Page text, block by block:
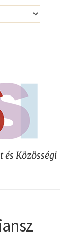
és Közösségi